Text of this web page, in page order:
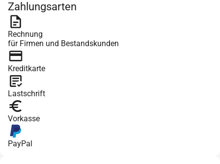
Zahlungsarten
Rechnung
für Firmen und Bestandskunden
Kreditkarte
Lastschrift
Vorkasse
PayPal